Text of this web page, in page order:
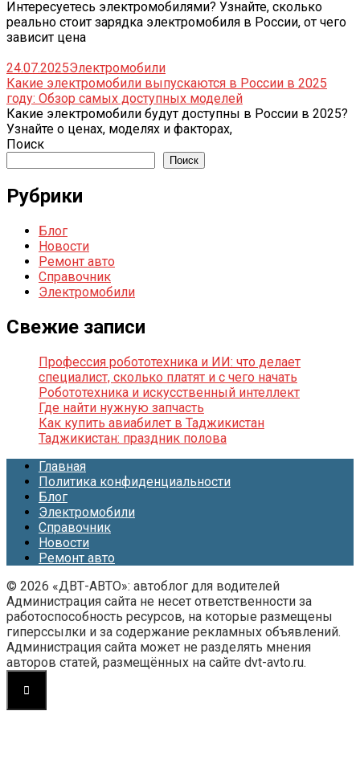
Интересуетесь электромобилями? Узнайте, сколько
реально стоит зарядка электромобиля в России, от чего
зависит цена
24.07.2025Электромобили
Какие электромобили выпускаются в России в 2025
году: Обзор самых доступных моделей
Какие электромобили будут доступны в России в 2025?
Узнайте о ценах, моделях и факторах,
Поиск
Поиск
Рубрики
Блог
Новости
Ремонт авто
Справочник
Электромобили
Свежие записи
Профессия робототехника и ИИ: что делает
специалист, сколько платят и с чего начать
Робототехника и искусственный интеллект
Где найти нужную запчасть
Как купить авиабилет в Таджикистан
Таджикистан: праздник полова
Главная
Политика конфиденциальности
Блог
Электромобили
Справочник
Новости
Ремонт авто
© 2026 «ДВТ-АВТО»: автоблог для водителей
Администрация сайта не несет ответственности за
работоспособность ресурсов, на которые размещены
гиперссылки и за содержание рекламных объявлений.
Администрация сайта может не разделять мнения
авторов статей, размещённых на сайте dvt-avto.ru.